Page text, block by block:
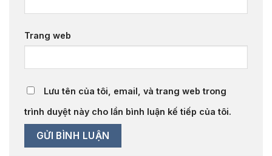
Trang web
Lưu tên của tôi, email, và trang web trong
trình duyệt này cho lần bình luận kế tiếp của tôi.